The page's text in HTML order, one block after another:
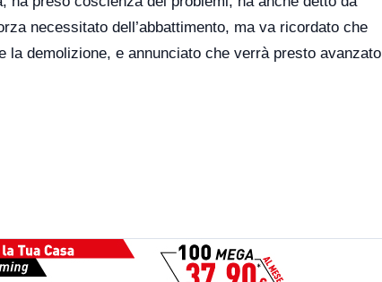
necessitato dell’abbattimento, ma va ricordato che
demolizione, e annunciato che verrà presto avanzato